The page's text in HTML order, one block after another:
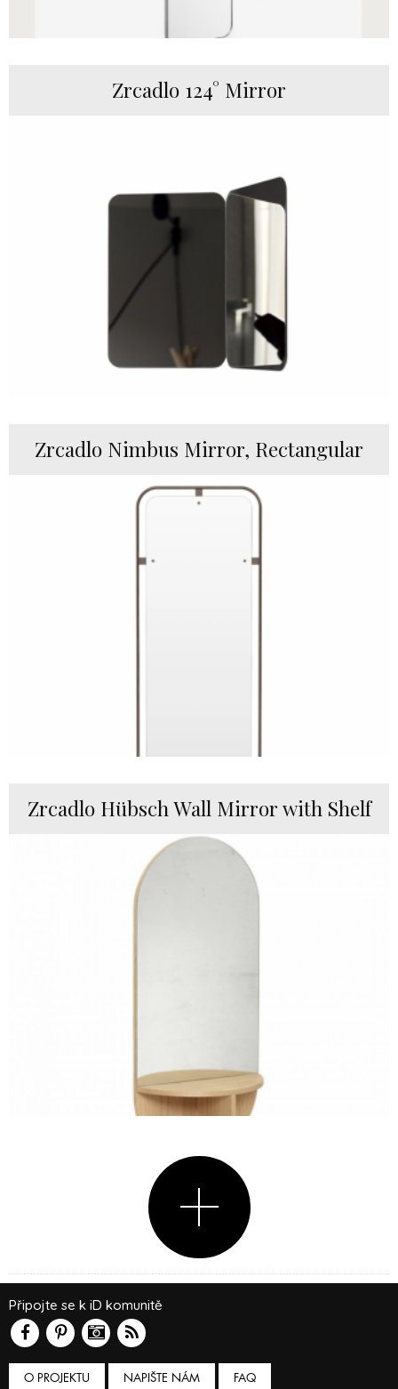
Zrcadlo 124° Mirror
Zrcadlo Nimbus Mirror, Rectangular
Zrcadlo Hübsch Wall Mirror with Shelf
O PROJEKTU NAPIŠTE NÁM
Připojte se k iD komunitě
FAQ